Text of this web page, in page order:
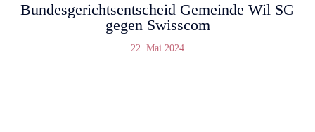
Bundesgerichtsentscheid Gemeinde Wil SG
gegen Swisscom
22. Mai 2024